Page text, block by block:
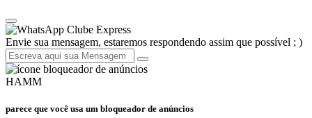
Clube Express
Envie sua mensagem, estaremos respondendo assim que possível ; )
HAMM
parece que você usa um bloqueador de anúncios